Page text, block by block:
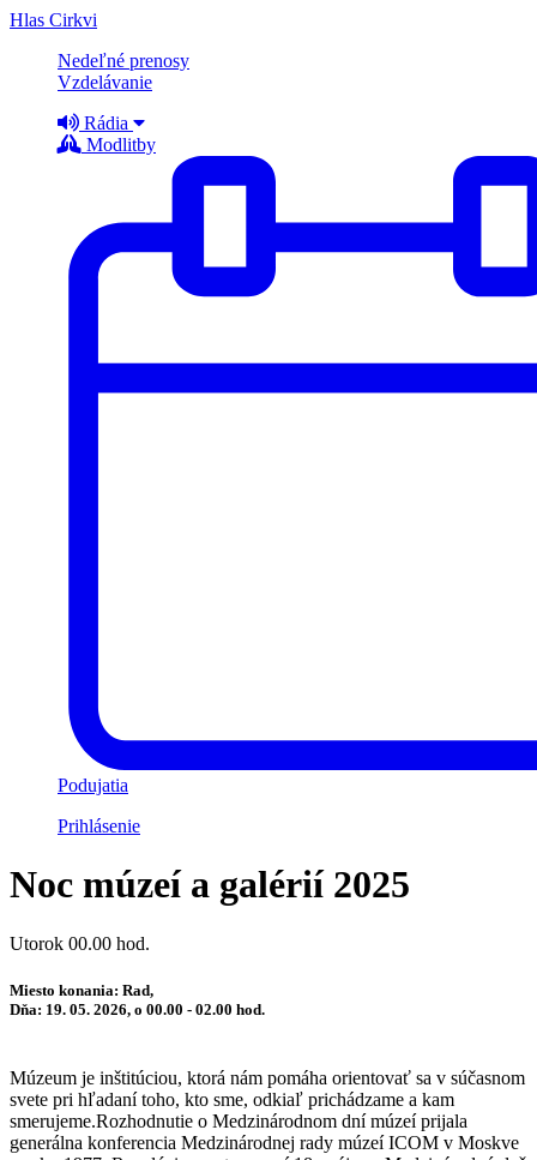
Hlas Cirkvi
Nedeľné prenosy
Vzdelávanie
Rádia
Modlitby
Podujatia
Prihlásenie
Noc múzeí a galérií 2025
Utorok 00.00 hod.
Miesto konania: Rad,
Dňa: 19. 05. 2026, o 00.00 - 02.00 hod.
Múzeum je inštitúciou, ktorá nám pomáha orientovať sa v súčasnom
svete pri hľadaní toho, kto sme, odkiaľ prichádzame a kam
smerujeme.Rozhodnutie o Medzinárodnom dní múzeí prijala
generálna konferencia Medzinárodnej rady múzeí ICOM v Moskve